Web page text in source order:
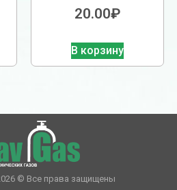
20.00₽
В корзину
© Все права защищены